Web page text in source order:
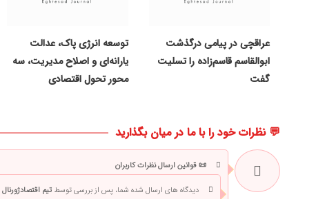
عراقچی در پیامی درگذشت
ابوالقاسم قاسم‌زاده را تسلیت
گفت
توسعه انرژی پاک، عدالت
یارانه‌ای و اصلاح مدیریت، سه
محور تحول اقتصادی
💬 نظرات خود را با ما در میان بگذارید
📜 قوانین ارسال نظرات کاربران
دیدگاه های ارسال شده شما، پس از بررسی توسط تیم اقتصادژورنال